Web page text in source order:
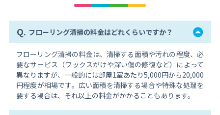
Q. フローリング清掃の料金はどれくらいですか？
フローリング清掃の料金は、清掃する面積や汚れの程度、必
要なサービス（ワックスがけや深い傷の修復など）によって
異なりますが、一般的には部屋1室あたり5,000円から20,000
円程度が相場です。広い面積を清掃する場合や特殊な処理を
要する場合は、それ以上の料金がかかることもあります。